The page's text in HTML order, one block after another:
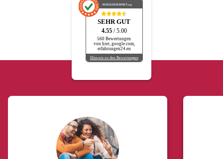
AUSGEZEICHNET.org
SEHR GUT
4.55 / 5.00
560 Bewertungen
von hier, google.com,
erfahrungen24.eu
Hinweis zu den Bewertungen